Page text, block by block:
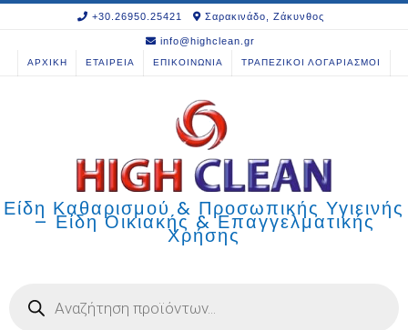
+30.26950.25421 Σαρακινάδο, Ζάκυνθος
info@highclean.gr
ΑΡΧΙΚΗ ΕΤΑΙΡΕΙΑ ΕΠΙΚΟΙΝΩΝΙΑ ΤΡΑΠΕΖΙΚΟΙ ΛΟΓΑΡΙΑΣΜΟΙ
Είδη Καθαρισμού & Προσωπικής Υγιεινής
– Είδη Οικιακής & Επαγγελματικής
Χρήσης
search